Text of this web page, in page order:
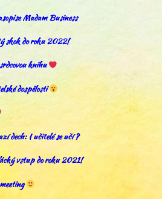
Madam Business
skok do roku 2022!
knihu
dospělosti
dech: I učitelé se učí ?
vstup do roku 2021!